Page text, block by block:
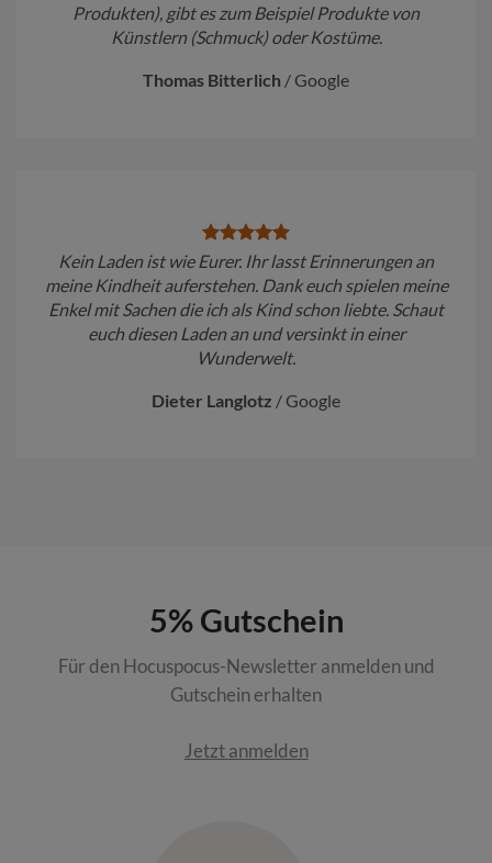
Produkten), gibt es zum Beispiel Produkte von
Künstlern (Schmuck) oder Kostüme.
Thomas Bitterlich / Google
Kein Laden ist wie Eurer. Ihr lasst Erinnerungen an
meine Kindheit auferstehen. Dank euch spielen meine
Enkel mit Sachen die ich als Kind schon liebte. Schaut
euch diesen Laden an und versinkt in einer
Wunderwelt.
Dieter Langlotz / Google
5% Gutschein
Für den Hocuspocus-Newsletter anmelden und
Gutschein erhalten
Jetzt anmelden